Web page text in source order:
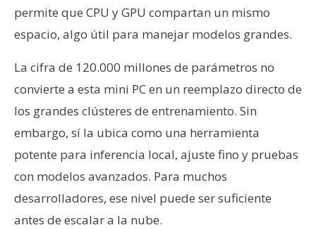
permite que CPU y GPU compartan un mismo
espacio, algo útil para manejar modelos grandes.
La cifra de 120.000 millones de parámetros no
convierte a esta mini PC en un reemplazo directo de
los grandes clústeres de entrenamiento. Sin
embargo, sí la ubica como una herramienta
potente para inferencia local, ajuste fino y pruebas
con modelos avanzados. Para muchos
desarrolladores, ese nivel puede ser suficiente
antes de escalar a la nube.